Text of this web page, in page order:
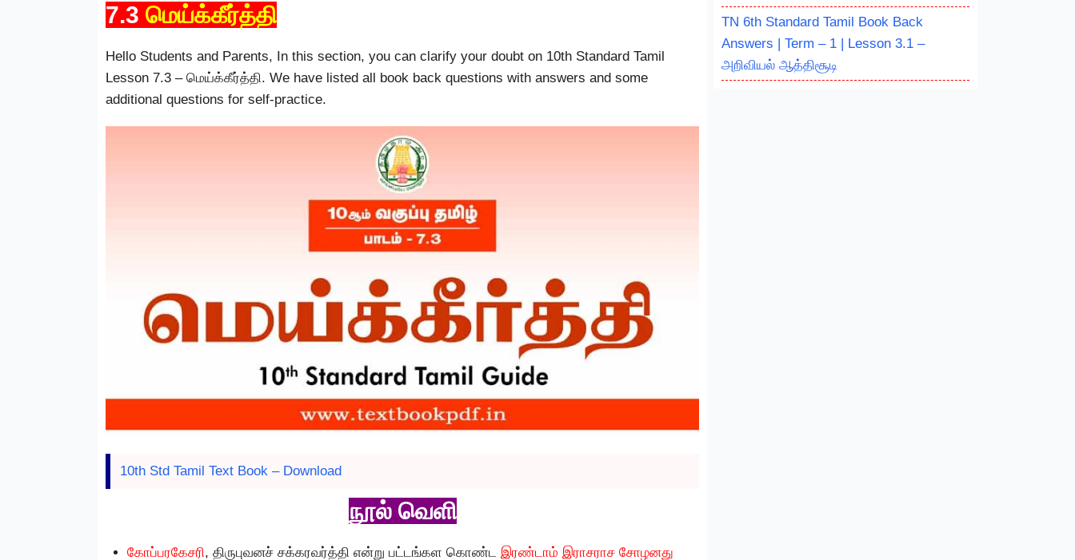
7.3 மெய்க்கீர்த்தி
Hello Students and Parents, In this section, you can clarify your doubt on 10th Standard Tamil
Lesson 7.3 – மெய்க்கீர்த்தி. We have listed all book back questions with answers and some
additional questions for self-practice.
10th Std Tamil Text Book – Download
நூல் வெளி
கோப்பரகேசரி, திருபுவனச் சக்கரவர்த்தி என்று பட்டங்கள கொண்ட இரண்டாம் இராசராச சோழனது
TN 6th Standard Tamil Book Back
Answers | Term – 1 | Lesson 3.1 –
அறிவியல் ஆத்திசூடி